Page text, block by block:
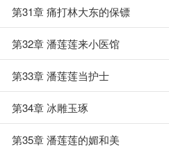
第31章 痛打林大东的保镖
第32章 潘莲莲来小医馆
第33章 潘莲莲当护士
第34章 冰雕玉琢
第35章 潘莲莲的媚和美